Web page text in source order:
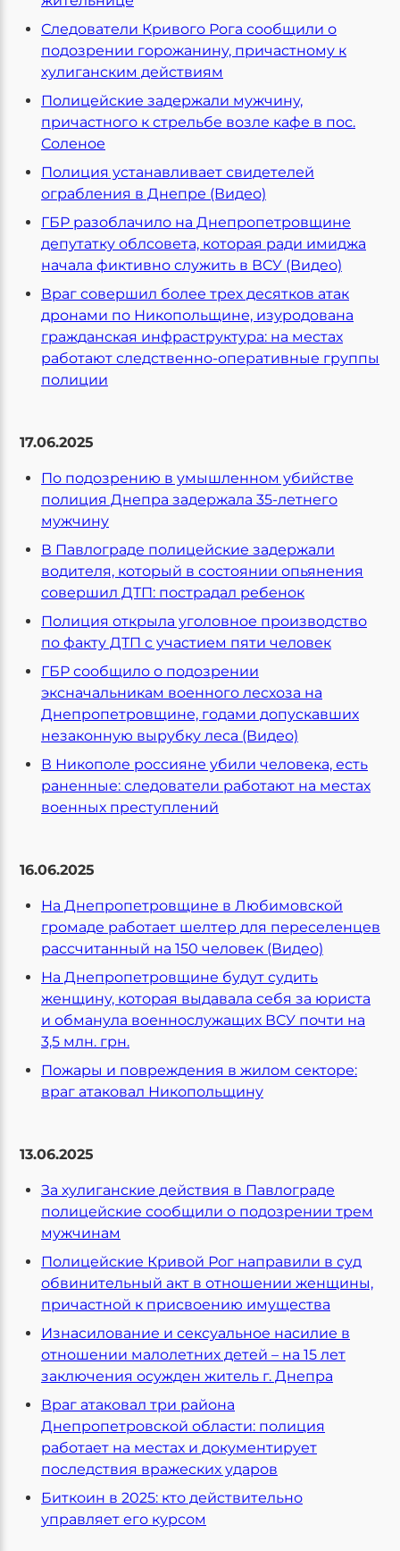
Следователи Кривого Рога сообщили о
подозрении горожанину, причастному к
хулиганским действиям
Полицейские задержали мужчину,
причастного к стрельбе возле кафе в пос.
Соленое
Полиция устанавливает свидетелей
ограбления в Днепре (Видео)
ГБР разоблачило на Днепропетровщине
депутатку облсовета, которая ради имиджа
начала фиктивно служить в ВСУ (Видео)
Враг совершил более трех десятков атак
дронами по Никопольщине, изуродована
гражданская инфраструктура: на местах
работают следственно-оперативные группы
полиции
17.06.2025
По подозрению в умышленном убийстве
полиция Днепра задержала 35-летнего
мужчину
В Павлограде полицейские задержали
водителя, который в состоянии опьянения
совершил ДТП: пострадал ребенок
Полиция открыла уголовное производство
по факту ДТП с участием пяти человек
ГБР сообщило о подозрении
эксначальникам военного лесхоза на
Днепропетровщине, годами допускавших
незаконную вырубку леса (Видео)
В Никополе россияне убили человека, есть
раненные: следователи работают на местах
военных преступлений
16.06.2025
На Днепропетровщине в Любимовской
громаде работает шелтер для переселенцев
рассчитанный на 150 человек (Видео)
На Днепропетровщине будут судить
женщину, которая выдавала себя за юриста
и обманула военнослужащих ВСУ почти на
3,5 млн. грн.
Пожары и повреждения в жилом секторе:
враг атаковал Никопольщину
13.06.2025
За хулиганские действия в Павлограде
полицейские сообщили о подозрении трем
мужчинам
Полицейские Кривой Рог направили в суд
обвинительный акт в отношении женщины,
причастной к присвоению имущества
Изнасилование и сексуальное насилие в
отношении малолетних детей – на 15 лет
заключения осужден житель г. Днепра
Враг атаковал три района
Днепропетровской области: полиция
работает на местах и документирует
последствия вражеских ударов
Биткоин в 2025: кто действительно
управляет его курсом